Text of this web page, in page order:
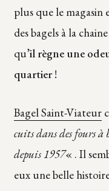
plus que le
des bagels à la
qu’il règne une
quartier!
Bagel Saint-Viateur
cuits dans des fours à
depuis 1957« . Il
eux une belle